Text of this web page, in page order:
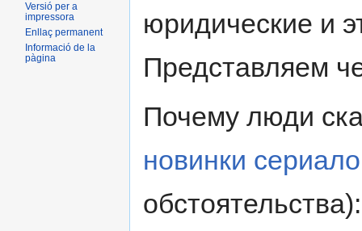
юридические и
Представляем
Почему люди
новинки
обстоятельства):
Versió per a
impressora
Enllaç permanent
Informació de la
pàgina